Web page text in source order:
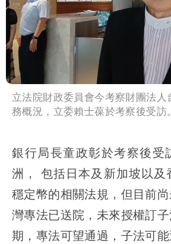
立法院財政委員會今考察財團法人
務概況，立委賴士葆於考察後受訪
銀行局長童政彰於考察後受
洲， 包括日本及新加坡以及
穩定幣的相關法規，但目前
灣專法已送院，未來授權訂
期，專法可望通過，子法可